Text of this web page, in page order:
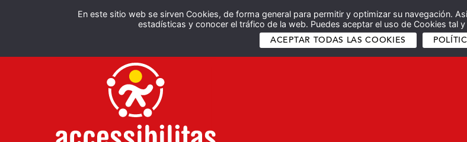
En este sitio web se sirven Cookies, de forma general para permitir y optimizar su navegación.
estadísticas y conocer el tráfico de la web. Puedes aceptar el uso de Cookies tal
ACEPTAR TODAS LAS COOKIES